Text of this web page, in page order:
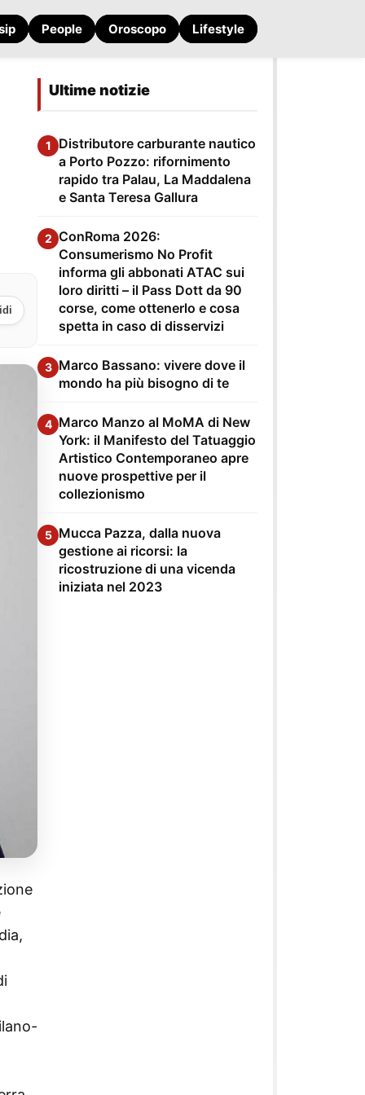
People Oroscopo Lifestyle
Ultime notizie
1
Distributore carburante nautico
a Porto Pozzo: rifornimento
rapido tra Palau, La Maddalena
e Santa Teresa Gallura
2 ConRoma 2026:
Consumerismo No Profit
informa gli abbonati ATAC sui
loro diritti – il Pass Dott da 90
corse, come ottenerlo e cosa
spetta in caso di disservizi
3 Marco Bassano: vivere dove il
mondo ha più bisogno di te
4 Marco Manzo al MoMA di New
York: il Manifesto del Tatuaggio
Artistico Contemporaneo apre
nuove prospettive per il
collezionismo
5 Mucca Pazza, dalla nuova
gestione ai ricorsi: la
ricostruzione di una vicenda
iniziata nel 2023